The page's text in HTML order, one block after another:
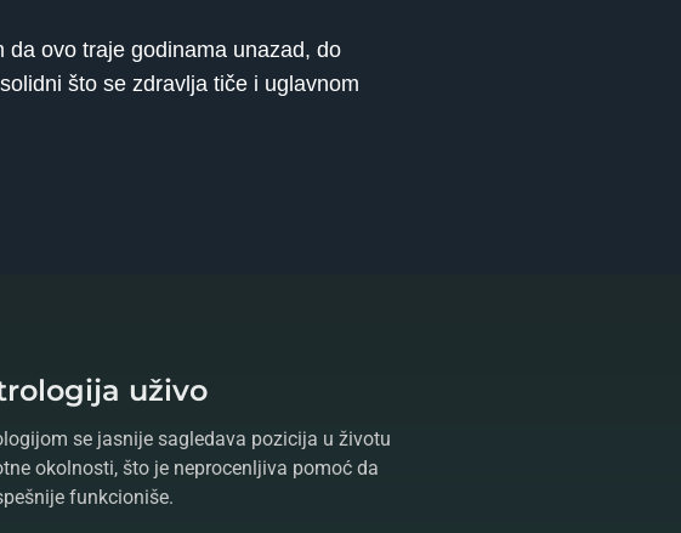
ovo traje godinama unazad, do
što se zdravlja tiče i uglavnom
uživo
se jasnije sagledava pozicija u životu
okolnosti, što je neprocenljiva pomoć da
funkcioniše.